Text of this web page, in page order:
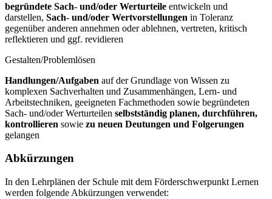
begründete Sach- und/oder Werturteile entwickeln und
darstellen, Sach- und/oder Wertvorstellungen in Toleranz
gegenüber anderen annehmen oder ablehnen, vertreten, kritisch
reflektieren und ggf. revidieren
Gestalten/Problemlösen
Handlungen/Aufgaben auf der Grundlage von Wissen zu
komplexen Sachverhalten und Zusammenhängen, Lern- und
Arbeitstechniken, geeigneten Fachmethoden sowie begründeten
Sach- und/oder Werturteilen selbstständig planen, durchführen,
kontrollieren sowie zu neuen Deutungen und Folgerungen
gelangen
Abkürzungen
In den Lehrplänen der Schule mit dem Förderschwerpunkt Lernen
werden folgende Abkürzungen verwendet: